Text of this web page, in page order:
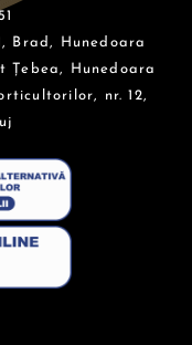
Brad, Hunedoara
Țebea, Hunedoara
nr. 12,